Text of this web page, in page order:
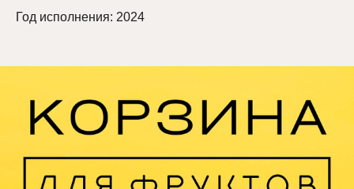
Год исполнения: 2024